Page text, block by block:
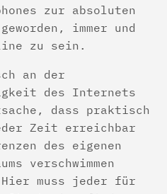
zur absoluten
immer und
zu sein.
an der
des Internets
dass praktisch
Zeit erreichbar
des eigenen
verschwimmen
Hier muss jeder für